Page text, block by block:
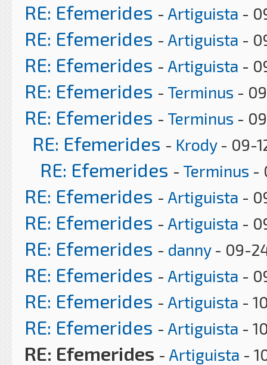
RE: Efemerides - Artiguista -
RE: Efemerides - Artiguista -
RE: Efemerides - Artiguista -
RE: Efemerides - Terminus -
RE: Efemerides - Terminus -
RE: Efemerides - Krody- 09-
RE: Efemerides - Terminus -
RE: Efemerides - Artiguista -
RE: Efemerides - Artiguista -
RE: Efemerides - danny- 09-
RE: Efemerides - Artiguista -
RE: Efemerides - Artiguista -
RE: Efemerides - Artiguista -
RE: Efemerides - Artiguista -